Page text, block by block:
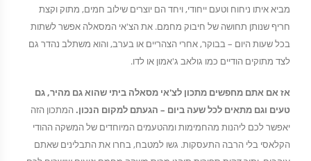
מביא איתו ניחוח וטעם ייחודי, ויחד הם יוצרים שילוב חמים, מתוק וקצת
חריף שנותן תחושה של חיבוק מחמם. את הצ'אי המסאלה אפשר לשתות
בכל שעות היום – בבוקר, אחרי הצהריים או בערב, והוא משתלב נהדר גם
לצד מתוקים הודיים כמו גולאב ג'אמון או לדו.
אז אם אתם מחפשים מתכון לצ'אי מסאלה ביתי שהוא גם מהיר, גם
טעים וגם מתאים לכל שעה ביום – הגעתם למקום הנכון. המתכון הזה
יאפשר לכם ליהנות מהחמימות ומהטעמים המיוחדים של המשקה ההודי
הקלאסי בלי הרבה התעסקות. גשו למטבח, בחרו את התבלינים שאתם